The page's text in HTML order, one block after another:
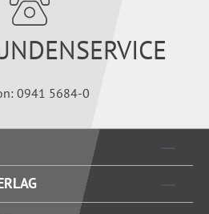
0941 5684-0